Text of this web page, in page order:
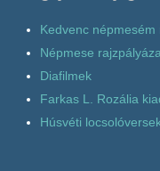
Kedvenc
Népmese
Diafilmek
Farkas L. Rozália
Húsvéti